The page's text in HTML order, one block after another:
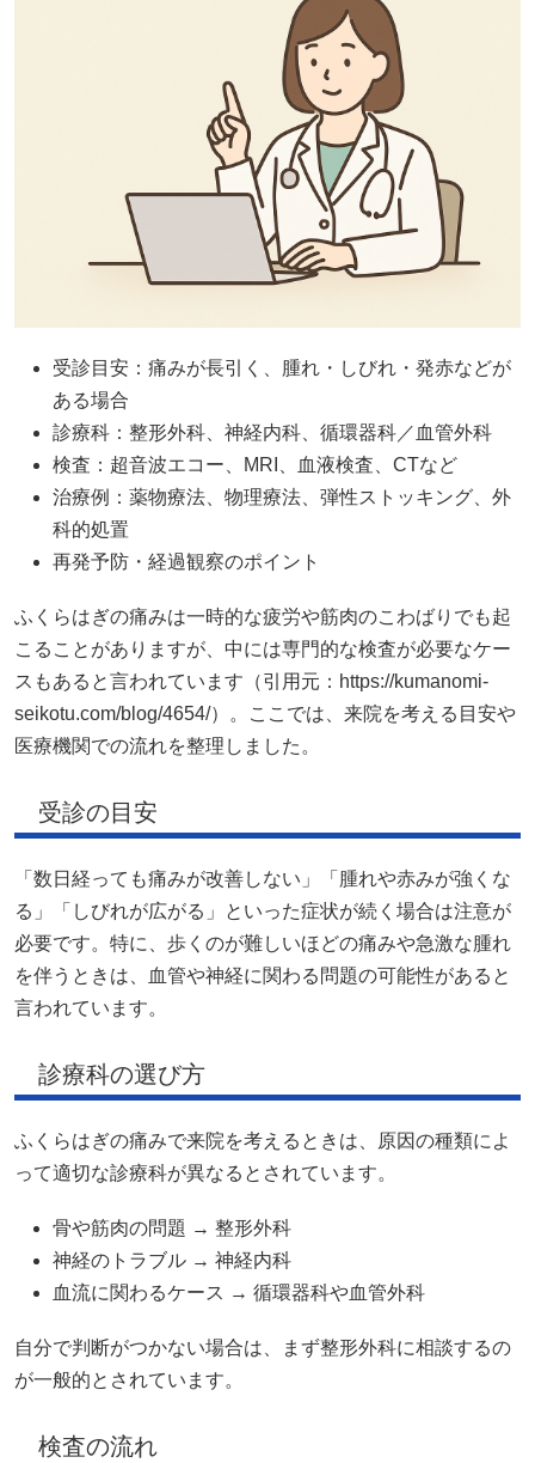
受診目安：痛みが長引く、腫れ・しびれ・発赤などが
ある場合
診療科：整形外科、神経内科、循環器科／血管外科
検査：超音波エコー、MRI、血液検査、CTなど
治療例：薬物療法、物理療法、弾性ストッキング、外
科的処置
再発予防・経過観察のポイント
ふくらはぎの痛みは一時的な疲労や筋肉のこわばりでも起
こることがありますが、中には専門的な検査が必要なケー
スもあると言われています（引用元：https://kumanomi-
seikotu.com/blog/4654/）。ここでは、来院を考える目安や
医療機関での流れを整理しました。
受診の目安
「数日経っても痛みが改善しない」「腫れや赤みが強くな
る」「しびれが広がる」といった症状が続く場合は注意が
必要です。特に、歩くのが難しいほどの痛みや急激な腫れ
を伴うときは、血管や神経に関わる問題の可能性があると
言われています。
診療科の選び方
ふくらはぎの痛みで来院を考えるときは、原因の種類によ
って適切な診療科が異なるとされています。
骨や筋肉の問題 → 整形外科
神経のトラブル → 神経内科
血流に関わるケース → 循環器科や血管外科
自分で判断がつかない場合は、まず整形外科に相談するの
が一般的とされています。
検査の流れ